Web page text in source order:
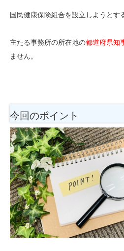
国民健康保険組合を設立しようとす
主たる事務所の所在地の都道府県知
ません。
今回のポイント